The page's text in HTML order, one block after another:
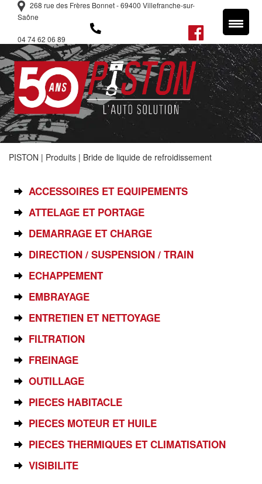
268 rue des Frères Bonnet - 69400 Villefranche-sur-
Saône
04 74 62 06 89
PISTON | Produits | Bride de liquide de refroidissement
ACCESSOIRES ET EQUIPEMENTS
ATTELAGE ET PORTAGE
DEMARRAGE ET CHARGE
DIRECTION / SUSPENSION / TRAIN
ECHAPPEMENT
EMBRAYAGE
ENTRETIEN ET NETTOYAGE
FILTRATION
FREINAGE
OUTILLAGE
PIECES HABITACLE
PIECES MOTEUR ET HUILE
PIECES THERMIQUES ET CLIMATISATION
VISIBILITE